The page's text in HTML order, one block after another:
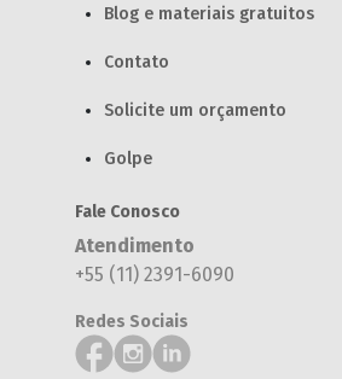
Blog e materiais gratuitos
Contato
Solicite um orçamento
Golpe
Fale Conosco
Atendimento
+55 (11) 2391-6090
Redes Sociais